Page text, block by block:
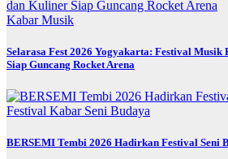
KabarMusik
Selarasa Fest 2026 Yogyakarta: Festival
Siap Guncang Rocket Arena
Festival Kabar Seni Budaya
BERSEMI Tembi 2026 Hadirkan Festival Seni